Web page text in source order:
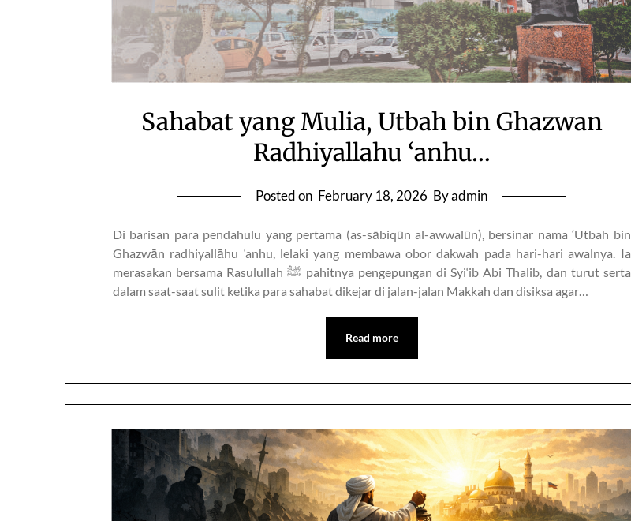
Sahabat yang Mulia, Utbah bin Ghazwan
Radhiyallahu ‘anhu…
Posted on February 18, 2026 By admin
Di barisan para pendahulu yang pertama (as-sābiqūn al-awwalūn), bersinar nama ‘Utbah bin
Ghazwān radhiyallāhu ‘anhu, lelaki yang membawa obor dakwah pada hari-hari awalnya. Ia
merasakan bersama Rasulullah ﷺ pahitnya pengepungan di Syi‘ib Abi Thalib, dan turut serta
dalam saat-saat sulit ketika para sahabat dikejar di jalan-jalan Makkah dan disiksa agar…
Read more